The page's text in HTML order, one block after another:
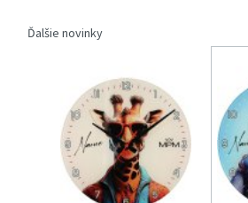
Ďalšie novinky